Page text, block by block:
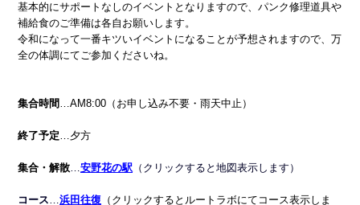
基本的にサポートなしのイベントとなりますので、パンク修理道具や
補給食のご準備は各自お願いします。
令和になって一番キツいイベントになることが予想されますので、万
全の体調にてご参加くださいね。
集合時間 …AM8:00（お申し込み不要・雨天中止）
終了予定…夕方
集合・解散…安野花の駅 （クリックすると地図表示します）
コース…浜田往復 （クリックするとルートラボにてコース表示しま